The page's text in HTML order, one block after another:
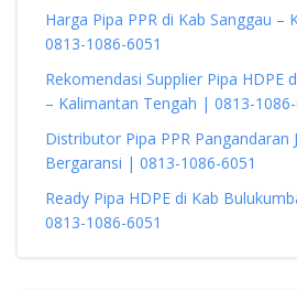
Harga Pipa PPR di Kab Sanggau –
0813-1086-6051
Rekomendasi Supplier Pipa HDPE
– Kalimantan Tengah | 0813-1086-
Distributor Pipa PPR Pangandaran
Bergaransi | 0813-1086-6051
Ready Pipa HDPE di Kab
0813-1086-6051